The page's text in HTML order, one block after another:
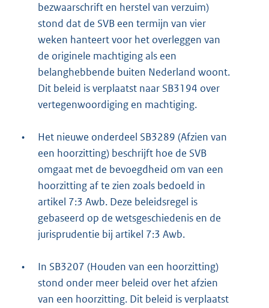
bezwaarschrift en herstel van verzuim)
stond dat de SVB een termijn van vier
weken hanteert voor het overleggen van
de originele machtiging als een
belanghebbende buiten Nederland woont.
Dit beleid is verplaatst naar SB3194 over
vertegenwoordiging en machtiging.
•
Het nieuwe onderdeel SB3289 (Afzien van
een hoorzitting) beschrijft hoe de SVB
omgaat met de bevoegdheid om van een
hoorzitting af te zien zoals bedoeld in
artikel 7:3 Awb. Deze beleidsregel is
gebaseerd op de wetsgeschiedenis en de
jurisprudentie bij artikel 7:3 Awb.
•
In SB3207 (Houden van een hoorzitting)
stond onder meer beleid over het afzien
van een hoorzitting. Dit beleid is verplaatst